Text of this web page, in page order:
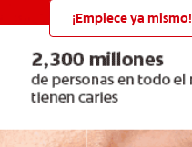
¡Empiece ya mismo!